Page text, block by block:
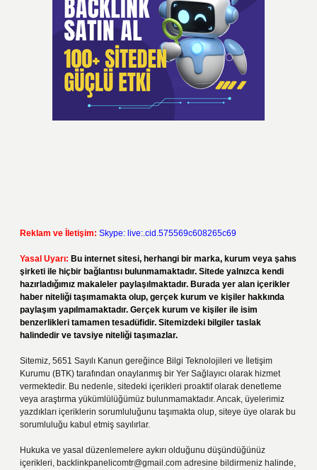
Reklam ve İletişim: Skype: live:.cid.575569c608265c69
Yasal Uyarı: Bu internet sitesi, herhangi bir marka, kurum veya şahıs
şirketi ile hiçbir bağlantısı bulunmamaktadır. Sitede yalnızca kendi
hazırladığımız makaleler paylaşılmaktadır. Burada yer alan içerikler
haber niteliği taşımamakta olup, gerçek kurum ve kişiler hakkında
paylaşım yapılmamaktadır. Gerçek kurum ve kişiler ile isim
benzerlikleri tamamen tesadüfidir. Sitemizdeki bilgiler taslak
halindedir ve tavsiye niteliği taşımazlar.
Sitemiz, 5651 Sayılı Kanun gereğince Bilgi Teknolojileri ve İletişim
Kurumu (BTK) tarafından onaylanmış bir Yer Sağlayıcı olarak hizmet
vermektedir. Bu nedenle, sitedeki içerikleri proaktif olarak denetleme
veya araştırma yükümlülüğümüz bulunmamaktadır. Ancak, üyelerimiz
yazdıkları içeriklerin sorumluluğunu taşımakta olup, siteye üye olarak bu
sorumluluğu kabul etmiş sayılırlar.
Hukuka ve yasal düzenlemelere aykırı olduğunu düşündüğünüz
içerikleri, backlinkpanelicomtr@gmail.com adresine bildirmeniz halinde,